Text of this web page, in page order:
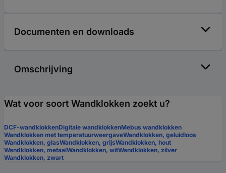
Documenten en downloads
Omschrijving
Wat voor soort Wandklokken zoekt u?
DCF-wandklokkenDigitale wandklokkenMebus wandklokken
Wandklokken met temperatuurweergaveWandklokken, geluidloos
Wandklokken, glasWandklokken, grijsWandklokken, hout
Wandklokken, metaalWandklokken, witWandklokken, zilver
Wandklokken, zwart